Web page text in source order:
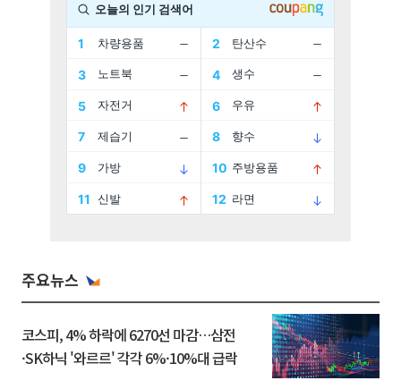
주요뉴스
코스피, 4% 하락에 6270선 마감…삼전
·SK하닉 '와르르' 각각 6%·10%대 급락